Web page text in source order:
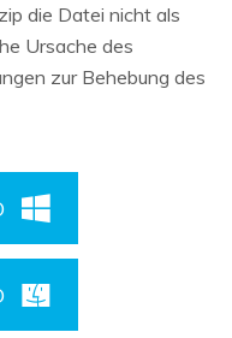
die Datei nicht als
Ursache des
zur Behebung des